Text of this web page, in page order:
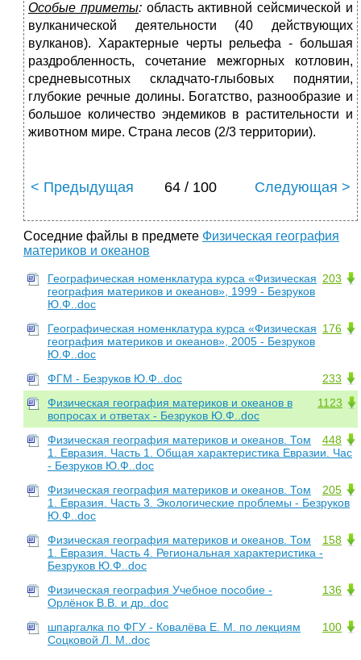
Особые приметы:область активной сейсмической и
вулканической деятельности (40 действующих
вулканов). Характерные черты рельефа - большая
раздробленность, сочетание межгорных котловин,
средневысотных складчато-глыбовых поднятии,
глубокие речные долины. Богатство, разнообразие и
большое количество эндемиков в раститель­ности и
животном мире. Страна лесов (2/3 территории).
< Предыдущая 64 / 100 Следующая >
Соседние файлы в предмете Физическая география
материков и океанов
203
Географическая номенклатура курса «Физическая
география материков и океанов», 1999 - Безруков
Ю.Ф..doc
176
Географическая номенклатура курса «Физическая
география материков и океанов», 2005 - Безруков
Ю.Ф..doc
233
ФГМ - Безруков Ю.Ф..doc
1123
Физическая география материков и океанов в
вопросах и ответах - Безруков Ю.Ф..doc
448
Физическая география материков и океанов. Том
1. Евразия. Часть 1. Общая характеристика Евразии. Час
- Безруков Ю.Ф..doc
205
Физическая география материков и океанов. Том
1. Евразия. Часть 3. Экологические проблемы - Безруков
Ю.Ф..doc
158
Физическая география материков и океанов. Том
1. Евразия. Часть 4. Региональная характеристика -
Безруков Ю.Ф..doc
136
Физическая география Учебное пособие -
Орлёнок В.В. и др..doc
100
шпаргалка по ФГУ - Ковалёва Е. М. по лекциям
Соцковой Л. М..doc